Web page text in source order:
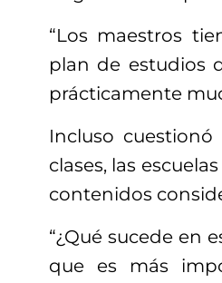
“Los maestros
plan de estudios
prácticamente
Incluso
clases, las
contenidos
“¿Qué sucede en
que es más